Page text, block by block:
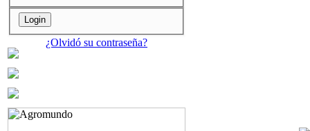
¿Olvidó su contraseña?